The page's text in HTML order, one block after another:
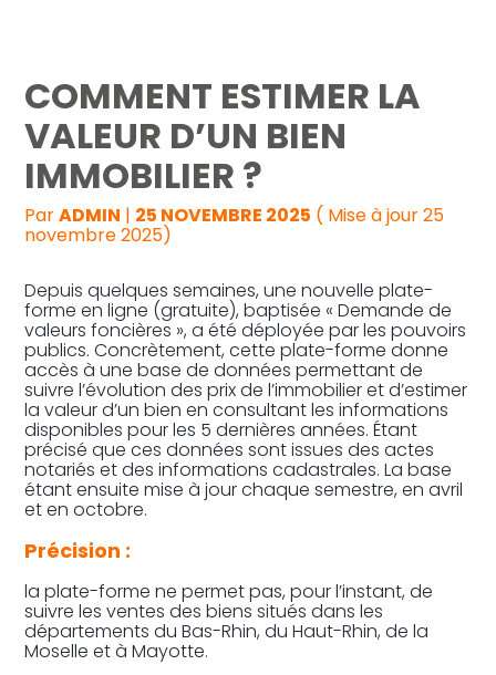
Gestion au quotidien
Pilotage d’entreprise
Audit
COMMENT ESTIMER LA
VALEUR D’UN BIEN
IMMOBILIER ?
ParADMIN | 25 NOVEMBRE 2025 ( Mise à jour 25
novembre 2025)
Depuis quelques semaines, une nouvelle plate-
forme en ligne (gratuite), baptisée « Demande de
valeurs foncières », a été déployée par les pouvoirs
publics. Concrètement, cette plate-forme donne
accès à une base de données permettant de
suivre l’évolution des prix de l’immobilier et d’estimer
la valeur d’un bien en consultant les informations
disponibles pour les 5 dernières années. Étant
précisé que ces données sont issues des actes
notariés et des informations cadastrales. La base
étant ensuite mise à jour chaque semestre, en avril
et en octobre.
Précision :
la plate-forme ne permet pas, pour l’instant, de
suivre les ventes des biens situés dans les
départements du Bas-Rhin, du Haut-Rhin, de la
Moselle et à Mayotte.